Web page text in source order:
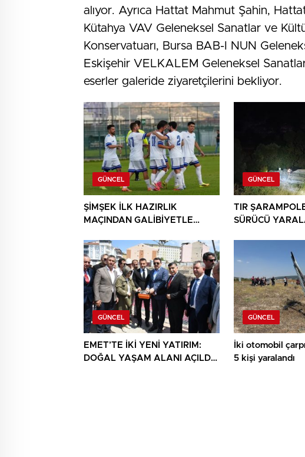
alıyor. Ayrıca Hattat Mahmut Şahin,
Kütahya VAV Geleneksel Sanatlar ve
Konservatuarı, Bursa BAB-I NUN
Eskişehir VELKALEM Geleneksel
eserler galeride ziyaretçilerini bekliyor.
GÜNCEL
ŞİMŞEK İLK HAZIRLIK
MAÇINDAN GALİBİYETLE
GÜNCEL
TIR
SÜRÜCÜ
GÜNCEL
EMET’TE İKİ YENİ YATIRIM:
DOĞAL YAŞAM ALANI AÇILDI,
GÜNCEL
İki otomobil
5 kişi yaralandı